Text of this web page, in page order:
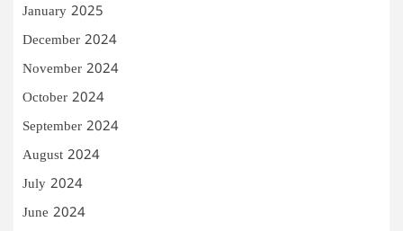
January 2025
December 2024
November 2024
October 2024
September 2024
August 2024
July 2024
June 2024